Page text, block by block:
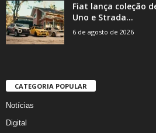
Fiat lança coleção
Uno e Strada...
6 de agosto de 2026
CATEGORIA POPULAR
Notícias
Digital